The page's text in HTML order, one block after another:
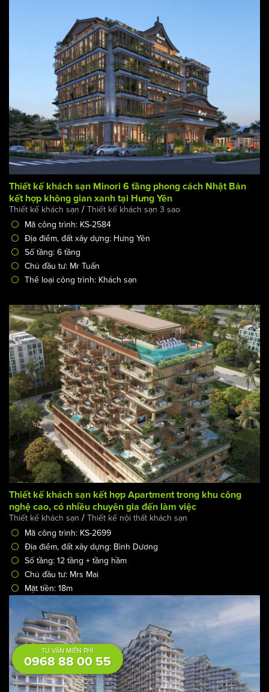
Chủ đầu tư: Mr Tuấn
Tổng diện tích: 4800m2
Thiết kế khách sạn Minori 6 tầng phong cách Nhật Bản
kết hợp không gian xanh tại Hưng Yên
Thiết kế khách sạn/
Mã công trình: KS-2584
Địa điểm, đất xây dựng: Hưng Yên
Chủ đầu tư: Mr Tuấn
Thể loại công trình: Khách sạn
Thiết kế khách sạn kết hợp Apartment trong khu công
nghệ cao, có nhiều chuyên gia đến làm việc
Thiết kế khách sạn/Thiết kế nội thất khách sạn
Mã công trình: KS-2699
Địa điểm, đất xây dựng: Bình Dương
Số tầng: 12 tầng + tầng hầm
Chủ đầu tư: Mrs Mai
Mặt tiền: 18m
TƯ VẤN MIỄN PHÍ
0968 88 00 55